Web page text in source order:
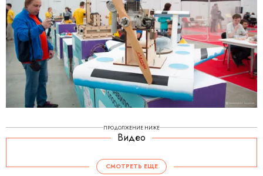
ПРОДОЛЖЕНИЕ НИЖЕ
Видео
СМОТРЕТЬ ЕЩЕ